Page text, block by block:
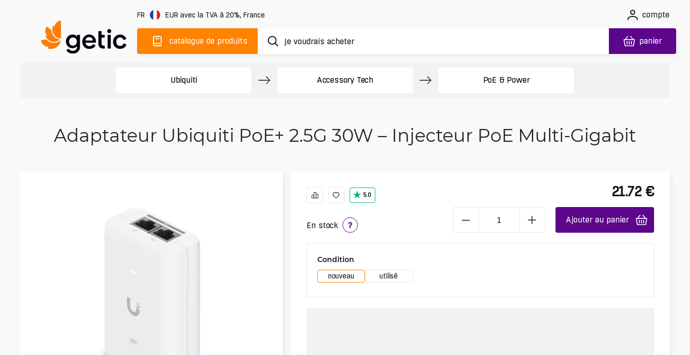
FR EUR avec la TVA à 20%, France compte
catalogue de produits panier
Ubiquiti Accessory Tech PoE & Power
Adaptateur Ubiquiti PoE+ 2.5G 30W – Injecteur PoE Multi-Gigabit
5.0
En stock ?
21.72 €
Ajouter au panier
Condition
nouveau utilisé